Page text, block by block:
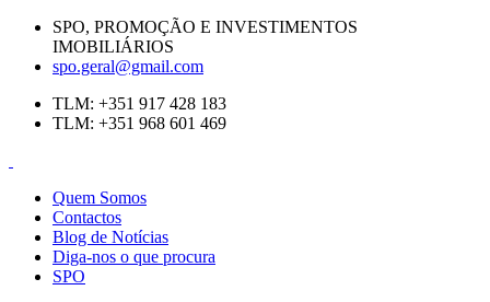
SPO, PROMOÇÃO E INVESTIMENTOS
IMOBILIÁRIOS
spo.geral@gmail.com
TLM: +351 917 428 183
TLM: +351 968 601 469
Quem Somos
Contactos
Blog de Notícias
Diga-nos o que procura
SPO